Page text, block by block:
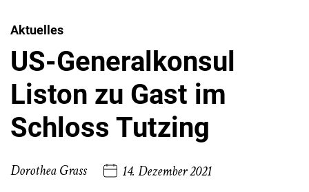
Aktuelles
US-Generalkonsul
Liston zu Gast im
Schloss Tutzing
Dorothea Grass 14. Dezember 2021